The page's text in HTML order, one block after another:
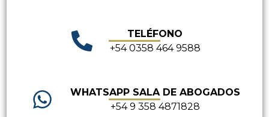
TELÉFONO
+54 0358 464 9588
WHATSAPP SALA DE ABOGADOS
+54 9 358 4871828